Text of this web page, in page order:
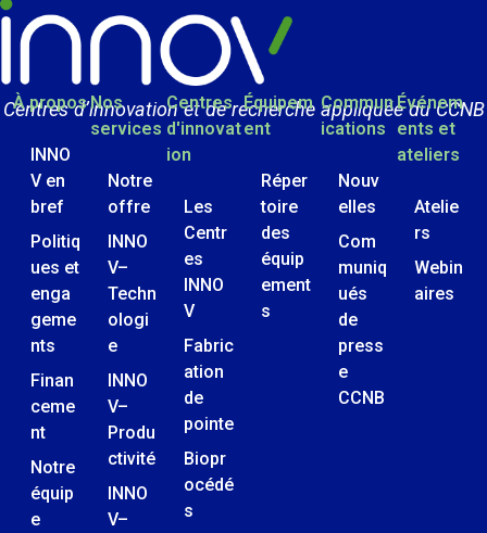
Centres d’innovation et de recherche appliquée du CCNB
À propos
INNO
V en
bref
Politiq
ues et
enga
geme
nts
Finan
ceme
nt
Notre
équip
e
Nos
services
Notre
offre
INNO
V–
Techn
ologi
e
INNO
V–
Produ
ctivité
INNO
V–
Centres
d'innovat
ion
Les
Centr
es
INNO
V
Fabric
ation
de
pointe
Biopr
océdé
s
Équipem
ent
Réper
toire
des
équip
ement
s
Commun
ications
Nouv
elles
Com
muniq
ués
de
press
e
CCNB
Événem
ents et
ateliers
Atelie
rs
Webin
aires